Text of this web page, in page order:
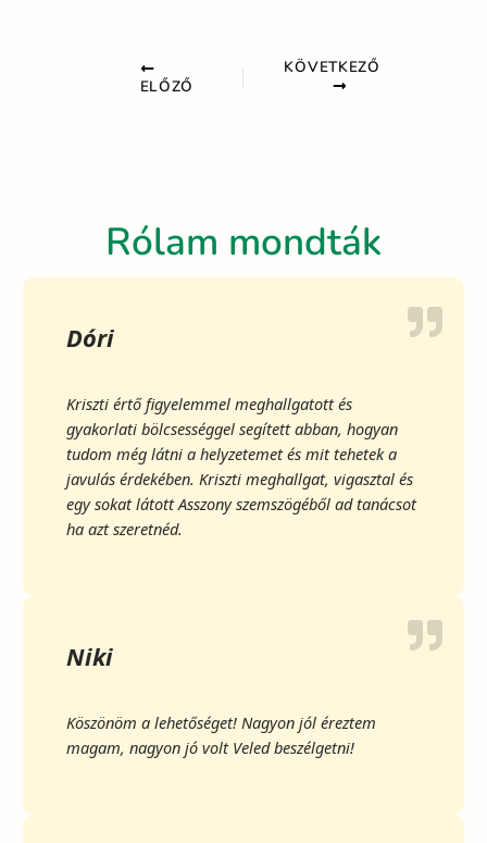
ELŐZŐ
KÖVETKEZŐ
Rólam mondták
Dóri
Kriszti értő figyelemmel meghallgatott és
gyakorlati bölcsességgel segített abban, hogyan
tudom még látni a helyzetemet és mit tehetek a
javulás érdekében. Kriszti meghallgat, vigasztal és
egy sokat látott Asszony szemszögéből ad tanácsot
ha azt szeretnéd.
Niki
Köszönöm a lehetőséget! Nagyon jól éreztem
magam, nagyon jó volt Veled beszélgetni!